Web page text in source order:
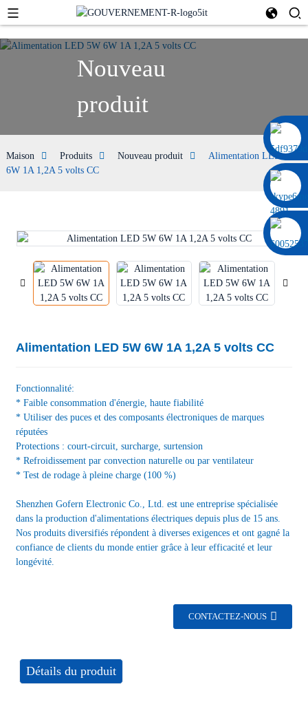
0086 13322920697
Nouveau
produit
Maison Produits Nouveau produit
Alimentation LED 5W
6W 1A 1,2A 5 volts CC
Alimentation LED 5W 6W 1A 1,2A 5 volts CC
Fonctionnalité:
* Faible consommation d'énergie, haute fiabilité
* Utiliser des puces et des composants électroniques de marques
réputées
Protections : court-circuit, surcharge, surtension
* Refroidissement par convection naturelle ou par ventilateur
* Test de rodage à pleine charge (100 %)
Shenzhen Gofern Electronic Co., Ltd. est une entreprise spécialisée
dans la production d'alimentations électriques depuis plus de 15 ans.
Nos produits diversifiés répondent à diverses exigences et ont gagné la
confiance de clients du monde entier grâce à leur efficacité et leur
longévité.
CONTACTEZ-NOUS
Détails du produit